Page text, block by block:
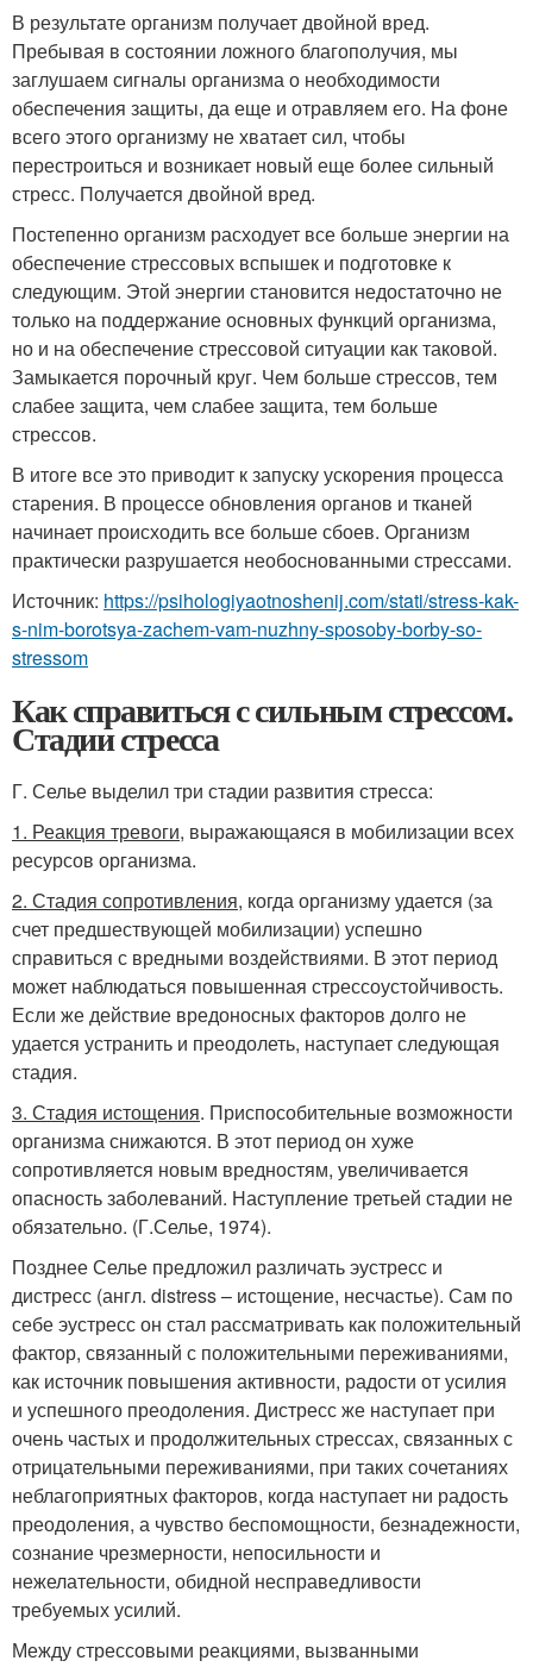
В результате организм получает двойной вред.
Пребывая в состоянии ложного благополучия, мы
заглушаем сигналы организма о необходимости
обеспечения защиты, да еще и отравляем его. На фоне
всего этого организму не хватает сил, чтобы
перестроиться и возникает новый еще более сильный
стресс. Получается двойной вред.
Постепенно организм расходует все больше энергии на
обеспечение стрессовых вспышек и подготовке к
следующим. Этой энергии становится недостаточно не
только на поддержание основных функций организма,
но и на обеспечение стрессовой ситуации как таковой.
Замыкается порочный круг. Чем больше стрессов, тем
слабее защита, чем слабее защита, тем больше
стрессов.
В итоге все это приводит к запуску ускорения процесса
старения. В процессе обновления органов и тканей
начинает происходить все больше сбоев. Организм
практически разрушается необоснованными стрессами.
Источник: https://psihologiyaotnoshenij.com/stati/stress-kak-
s-nim-borotsya-zachem-vam-nuzhny-sposoby-borby-so-
stressom
Как справиться с сильным стрессом.
Стадии стресса
Г. Селье выделил три стадии развития стресса:
1. Реакция тревоги, выражающаяся в мобилизации всех
ресурсов организма.
2. Стадия сопротивления, когда организму удается (за
счет предшествующей мобилизации) успешно
справиться с вредными воздействиями. В этот период
может наблюдаться повышенная стрессоустойчивость.
Если же действие вредоносных факторов долго не
удается устранить и преодолеть, наступает следующая
стадия.
3. Стадия истощения. Приспособительные возможности
организма снижаются. В этот период он хуже
сопротивляется новым вредностям, увеличивается
опасность заболеваний. Наступление третьей стадии не
обязательно. (Г.Селье, 1974).
Позднее Селье предложил различать эустресс и
дистресс (англ. distress – истощение, несчастье). Сам по
себе эустресс он стал рассматривать как положительный
фактор, связанный с положительными переживаниями,
как источник повышения активности, радости от усилия
и успешного преодоления. Дистресс же наступает при
очень частых и продолжительных стрессах, связанных с
отрицательными переживаниями, при таких сочетаниях
неблагоприятных факторов, когда наступает ни радость
преодоления, а чувство беспомощности, безнадежности,
сознание чрезмерности, непосильности и
нежелательности, обидной несправедливости
требуемых усилий.
Между стрессовыми реакциями, вызванными